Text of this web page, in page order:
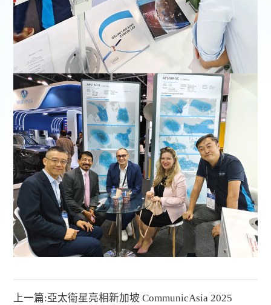
上一篇:亞太衛星亮相新加坡 CommunicAsia 2025